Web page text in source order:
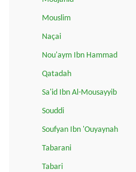
Mouslim
Naçai
Nou'aym Ibn Hammad
Qatadah
Sa'id Ibn Al-Mousayyib
Souddi
Soufyan Ibn 'Ouyaynah
Tabarani
Tabari